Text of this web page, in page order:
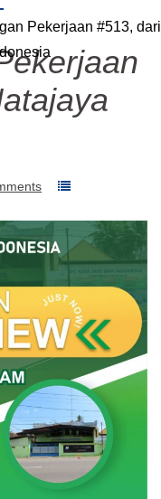
Pekerjaan #513, dari